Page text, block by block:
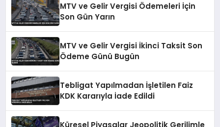
MTV ve Gelir Vergisi Ödemeleri İçin
Son Gün Yarın
MTV ve Gelir Vergisi İkinci Taksit Son
Ödeme Günü Bugün
Tebligat Yapılmadan İşletilen Faiz
KDK Kararıyla İade Edildi
Küresel Piyasalar Jeopolitik Gerilimle